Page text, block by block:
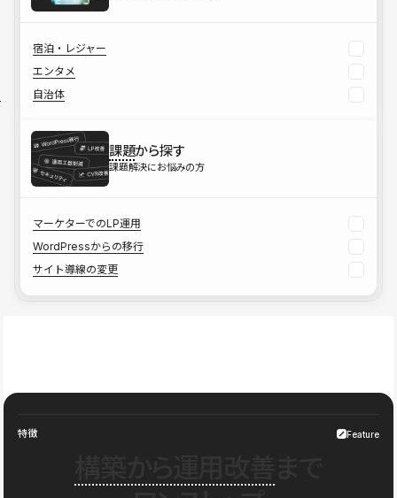
宿泊・レジャー
エンタメ
自治体
課題から探す
課題解決にお悩みの方
マーケターでのLP運用
WordPressからの移行
サイト導線の変更
特徴 Feature